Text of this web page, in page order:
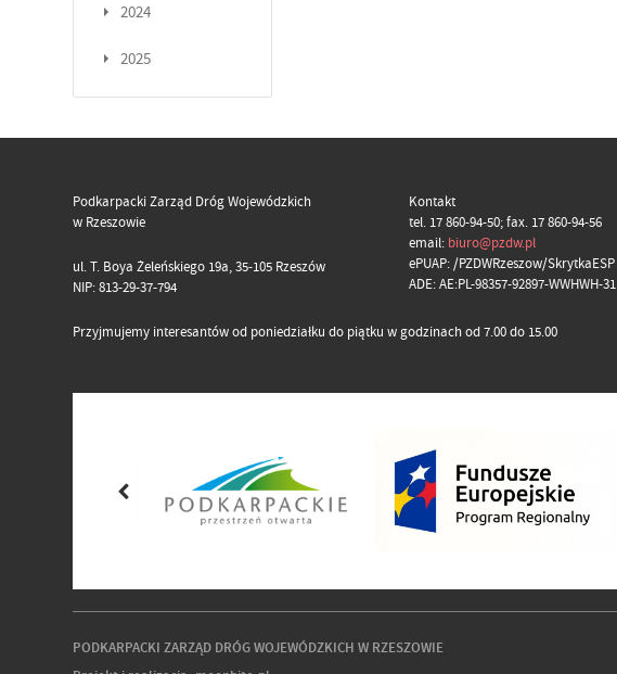
2024
2025
Podkarpacki Zarząd Dróg Wojewódzkich
w Rzeszowie
ul. T. Boya Żeleńskiego 19a, 35-105 Rzeszów
NIP: 813-29-37-794
Kontakt
tel. 17 860-94-50; fax. 17 860-94-56
email: biuro@pzdw.pl
ePUAP: /PZDWRzeszow/SkrytkaESP
ADE: AE:PL-98357-92897-WWHWH-31
Przyjmujemy interesantów od poniedziałku do piątku w godzinach od 7.00 do 15.00
PODKARPACKI ZARZĄD DRÓG WOJEWÓDZKICH W RZESZOWIE